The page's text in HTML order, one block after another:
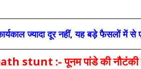
ज्यादा दूर नहीं, यह बड़े फैसलों में
:- पूनम पांडे की नौटंकी में